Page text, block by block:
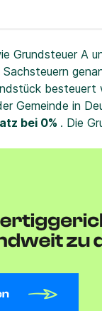
Grundsteuer A
besteuert
Gemeinde in
bei 0% . Die